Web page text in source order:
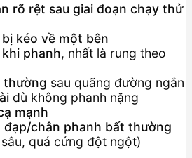
rõ rệt sau giai đoạn chạy thử
kéo về một bên
phanh, nhất là rung theo
thường sau quãng đường ngắn
dù không phanh nặng
mạnh
đạp/chân phanh bất thường
quá cứng đột ngột)